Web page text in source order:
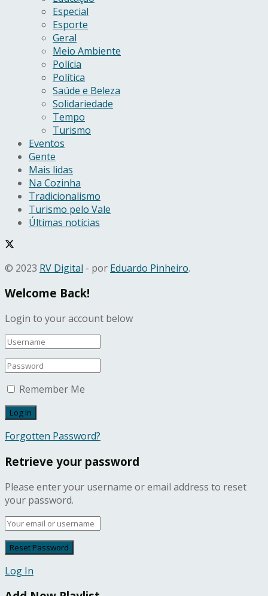
Especial
Esporte
Geral
Meio Ambiente
Polícia
Política
Saúde e Beleza
Solidariedade
Tempo
Turismo
Eventos
Gente
Mais lidas
Na Cozinha
Tradicionalismo
Turismo pelo Vale
Últimas notícias
© 2023 RV Digital - por Eduardo Pinheiro.
Welcome Back!
Login to your account below
Remember Me
Forgotten Password?
Retrieve your password
Please enter your username or email address to reset
your password.
Log In